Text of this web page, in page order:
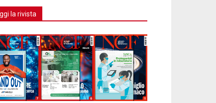
la rivista